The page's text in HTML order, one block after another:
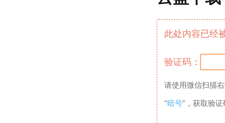
此处内容已经
验证码：
请使用微信扫描
“暗号”，获取验